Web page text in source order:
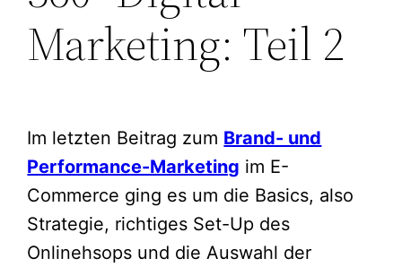
Marketing: Teil 2
Im letzten Beitrag zum Brand- und
Performance-Marketing im E-
Commerce ging es um die Basics, also
Strategie, richtiges Set-Up des
Onlinehsops und die Auswahl der